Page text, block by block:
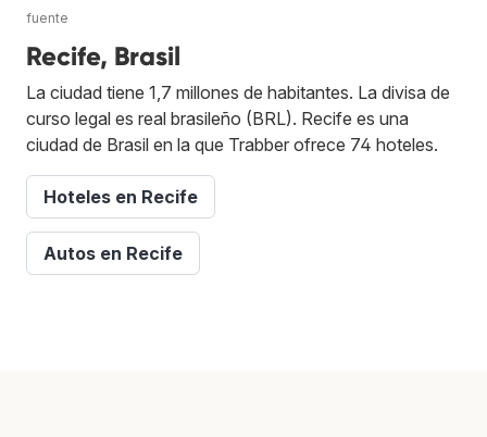
fuente
Recife, Brasil
La ciudad tiene 1,7 millones de habitantes. La divisa de
curso legal es real brasileño (BRL). Recife es una
ciudad de Brasil en la que Trabber ofrece 74 hoteles.
Hoteles en Recife
Autos en Recife